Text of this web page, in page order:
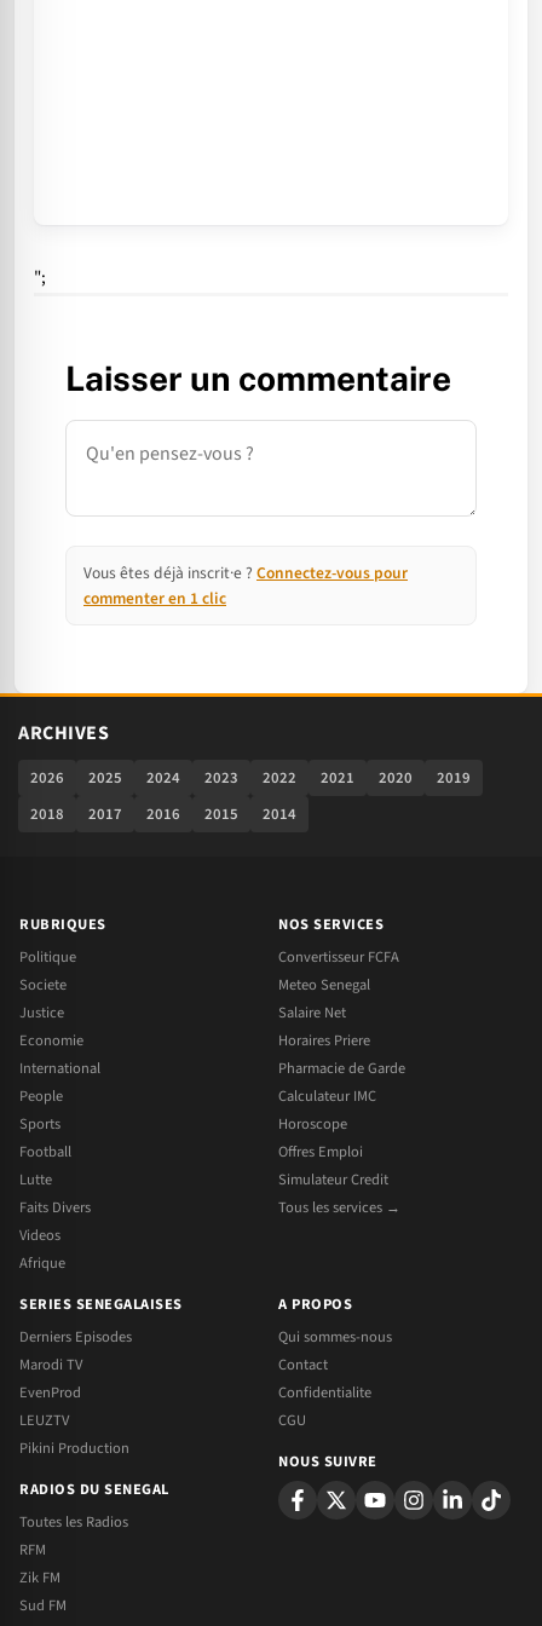
";
Laisser un commentaire
Commentaire
Vous êtes déjà inscrit·e ? Connectez-vous pour
commenter en 1 clic
ARCHIVES
2026 2025 2024 2023 2022 2021 2020
2019
2018
2017 2016 2015 2014
RUBRIQUES
Politique
Societe
Justice
Economie
International
People
Sports
Football
Lutte
Faits Divers
Videos
Afrique
NOS SERVICES
Convertisseur FCFA
Meteo Senegal
Salaire Net
Horaires Priere
Pharmacie de Garde
Calculateur IMC
Horoscope
Offres Emploi
Simulateur Credit
Tous les services →
SERIES SENEGALAISES
Derniers Episodes
Marodi TV
EvenProd
LEUZTV
Pikini Production
RADIOS DU SENEGAL
Toutes les Radios
RFM
Zik FM
Sud FM
A PROPOS
Qui sommes-nous
Contact
Confidentialite
CGU
NOUS SUIVRE